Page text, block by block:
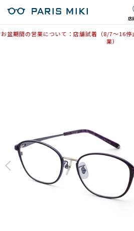
店
お盆期間の営業について：店舗試着（8/7〜16
業）